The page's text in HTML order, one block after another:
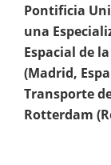
Pontificia
una
Espacial de
(Madrid,
Transporte
Rotterdam